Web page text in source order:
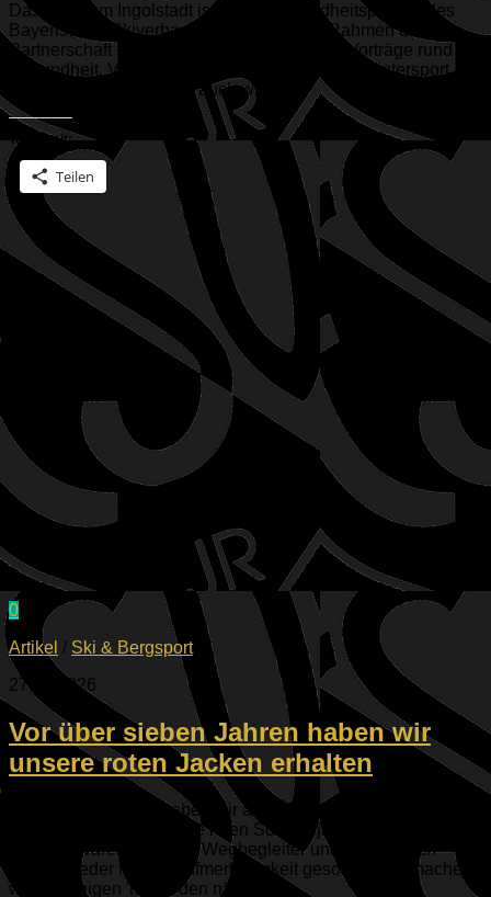
Das Klinikum Ingolstadt ist neuer Gesundheitspartner des
Bayerischen Skiverbandes BSV! Und im Rahmen dieser
Partnerschaft finden vier kostenlose Online-Vorträge rund um
Gesundheit, Verletzungen und Prävention im Wintersport
statt, an denen natürlich auch wir als...
Teilen mit:
Teilen
0
Artikel / Ski & Bergsport
27.02.2026
Vor über sieben Jahren haben wir
unsere roten Jacken erhalten
Im Dezember 2018 haben wir als verfrühtes
Weihnachtsgeschenk die roten Schöffeljacken erhalten.
Seitdem waren sie treue Wegbegleiter und haben auch
immer wieder für viel Aufmerksamkeit gesorgt. Jetzt machen
wir in wenigen Tagen den nächsten...